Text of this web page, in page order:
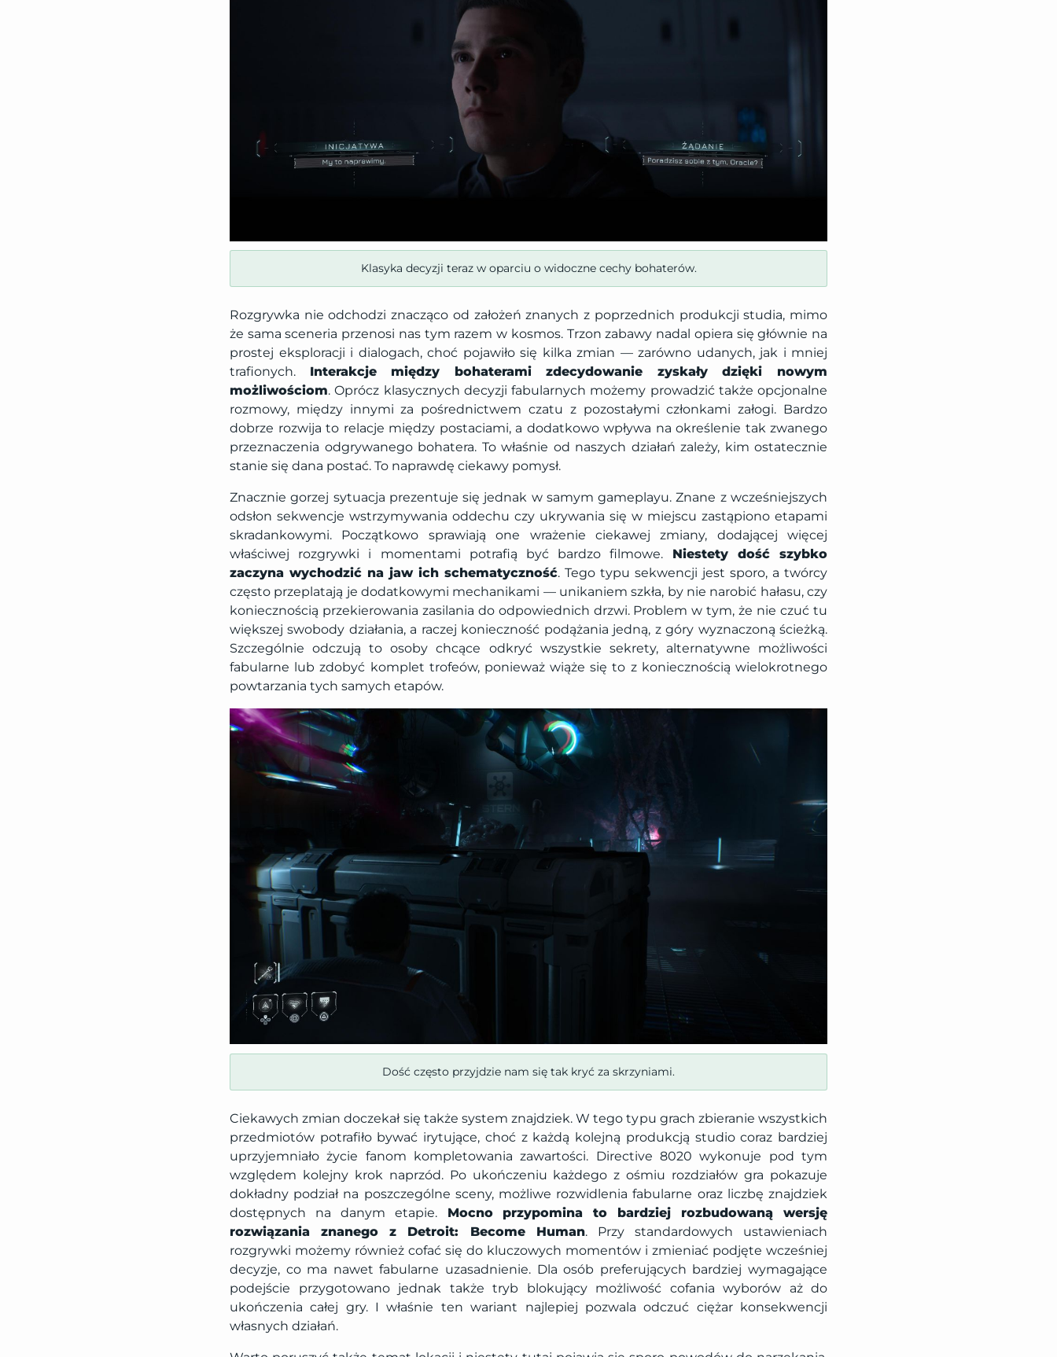
Klasyka decyzji teraz w oparciu o widoczne cechy bohaterów.
Rozgrywka nie odchodzi znacząco od założeń znanych z poprzednich produkcji studia, mimo
że sama sceneria przenosi nas tym razem w kosmos. Trzon zabawy nadal opiera się głównie na
prostej eksploracji i dialogach, choć pojawiło się kilka zmian — zarówno udanych, jak i mniej
trafionych. Interakcje między bohaterami zdecydowanie zyskały dzięki nowym
możliwościom. Oprócz klasycznych decyzji fabularnych możemy prowadzić także opcjonalne
rozmowy, między innymi za pośrednictwem czatu z pozostałymi członkami załogi. Bardzo
dobrze rozwija to relacje między postaciami, a dodatkowo wpływa na określenie tak zwanego
przeznaczenia odgrywanego bohatera. To właśnie od naszych działań zależy, kim ostatecznie
stanie się dana postać. To naprawdę ciekawy pomysł.
Znacznie gorzej sytuacja prezentuje się jednak w samym gameplayu. Znane z wcześniejszych
odsłon sekwencje wstrzymywania oddechu czy ukrywania się w miejscu zastąpiono etapami
skradankowymi. Początkowo sprawiają one wrażenie ciekawej zmiany, dodającej więcej
właściwej rozgrywki i momentami potrafią być bardzo filmowe. Niestety dość szybko
zaczyna wychodzić na jaw ich schematyczność. Tego typu sekwencji jest sporo, a twórcy
często przeplatają je dodatkowymi mechanikami — unikaniem szkła, by nie narobić hałasu, czy
koniecznością przekierowania zasilania do odpowiednich drzwi. Problem w tym, że nie czuć tu
większej swobody działania, a raczej konieczność podążania jedną, z góry wyznaczoną ścieżką.
Szczególnie odczują to osoby chcące odkryć wszystkie sekrety, alternatywne możliwości
fabularne lub zdobyć komplet trofeów, ponieważ wiąże się to z koniecznością wielokrotnego
powtarzania tych samych etapów.
Dość często przyjdzie nam się tak kryć za skrzyniami.
Ciekawych zmian doczekał się także system znajdziek. W tego typu grach zbieranie wszystkich
przedmiotów potrafiło bywać irytujące, choć z każdą kolejną produkcją studio coraz bardziej
uprzyjemniało życie fanom kompletowania zawartości. Directive 8020 wykonuje pod tym
względem kolejny krok naprzód. Po ukończeniu każdego z ośmiu rozdziałów gra pokazuje
dokładny podział na poszczególne sceny, możliwe rozwidlenia fabularne oraz liczbę znajdziek
dostępnych na danym etapie.Mocno przypomina to bardziej rozbudowaną wersję
rozwiązania znanego z Detroit: Become Human. Przy standardowych ustawieniach
rozgrywki możemy również cofać się do kluczowych momentów i zmieniać podjęte wcześniej
decyzje, co ma nawet fabularne uzasadnienie. Dla osób preferujących bardziej wymagające
podejście przygotowano jednak także tryb blokujący możliwość cofania wyborów aż do
ukończenia całej gry. I właśnie ten wariant najlepiej pozwala odczuć ciężar konsekwencji
własnych działań.